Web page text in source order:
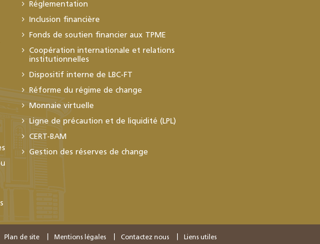
Réglementation
Inclusion financière
Fonds de soutien financier aux TPME
Coopération internationale et relations
institutionnelles
Dispositif interne de LBC-FT
Réforme du régime de change
Monnaie virtuelle
Ligne de précaution et de liquidité (LPL)
CERT-BAM
Gestion des réserves de change
Plan de site Mentions légales Contactez nous Liens utiles